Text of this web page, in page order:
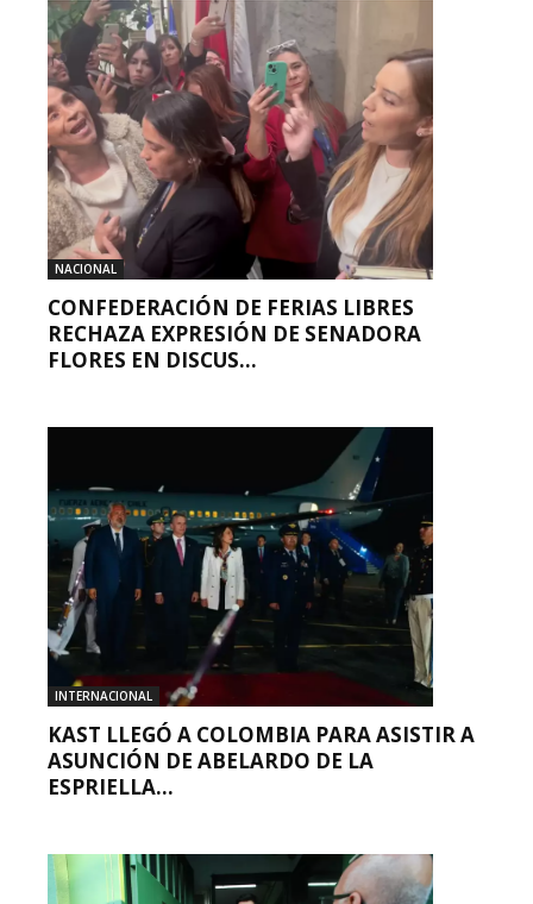
NACIONAL
CONFEDERACIÓN DE FERIAS LIBRES
RECHAZA EXPRESIÓN DE SENADORA
FLORES EN DISCUS...
INTERNACIONAL
KAST LLEGÓ A COLOMBIA PARA ASISTIR A
ASUNCIÓN DE ABELARDO DE LA
ESPRIELLA...